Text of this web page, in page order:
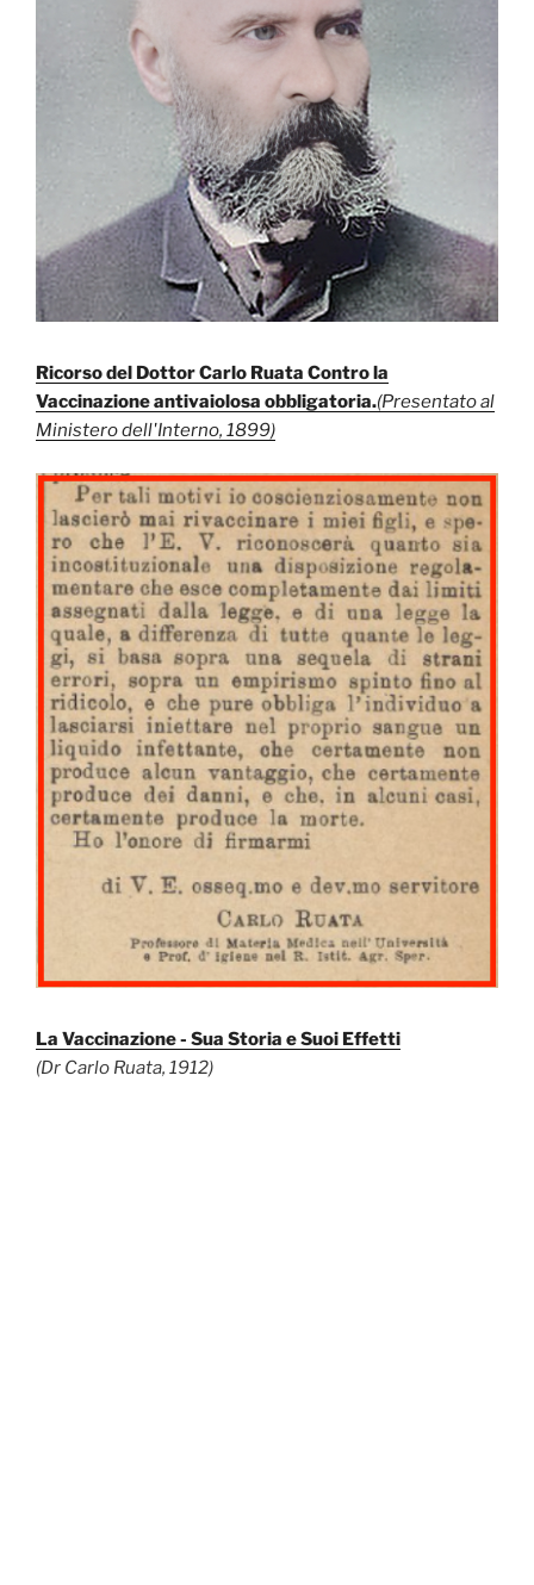
Ricorso del Dottor Carlo Ruata Contro la
Vaccinazione antivaiolosa obbligatoria.(Presentato al
Ministero dell'Interno, 1899)
La Vaccinazione - Sua Storia e Suoi Effetti
(Dr Carlo Ruata, 1912)